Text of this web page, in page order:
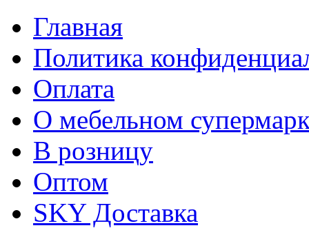
Главная
Политика
Оплата
О мебельном
В розницу
Оптом
SKY Доставка